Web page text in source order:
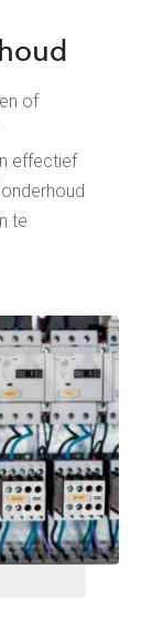
of
effectief
te